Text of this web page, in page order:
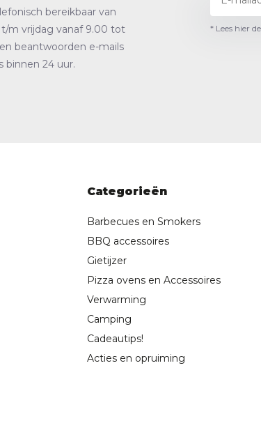
bereikbaar van
m vrijdag vanaf 9.00 tot
beantwoorden e-mails
binnen 24 uur.
* Lees hier
Categorieën
Barbecues en Smokers
BBQ accessoires
Gietijzer
Pizza ovens en Accessoires
Verwarming
Camping
Cadeautips!
Acties en opruiming